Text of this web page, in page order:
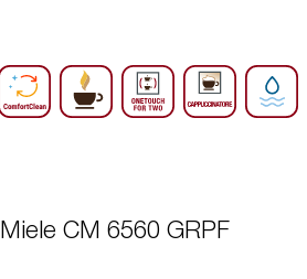
Miele CM 6560 GRPF